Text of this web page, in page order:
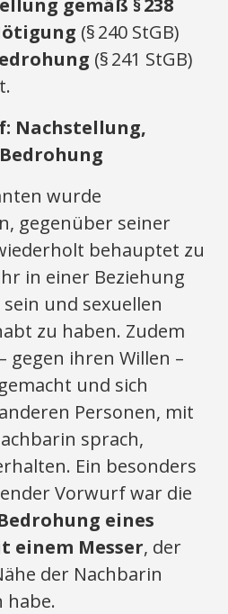
gemäß §238
(§ 240 StGB)
(§ 241 StGB)
Nachstellung,
wurde
gegenüber seiner
behauptet zu
in einer Beziehung
und sexuellen
zu haben. Zudem
gegen ihren Willen –
und sich
Personen, mit
sprach,
Ein besonders
Vorwurf war die
eines
einem Messer, der
der Nachbarin
habe.